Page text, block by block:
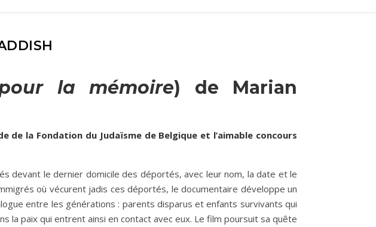
la mémoire) de Marian
de la Fondation du Judaïsme de Belgique et l’aimable concours
devant le dernier domicile des déportés, avec leur nom, la date et le
où vécurent jadis ces déportés, le documentaire développe un
entre les générations : parents disparus et enfants survivants qui
la paix qui entrent ainsi en contact avec eux. Le film poursuit sa quête